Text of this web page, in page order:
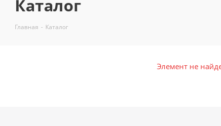
Каталог
Главная - Каталог
Элемент не